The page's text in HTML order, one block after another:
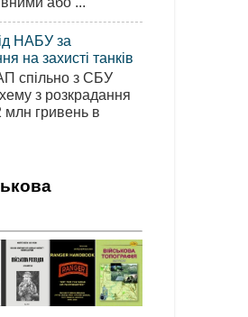
НАБУ за
на захисті танків
спільно з СБУ
з розкрадання
млн гривень в